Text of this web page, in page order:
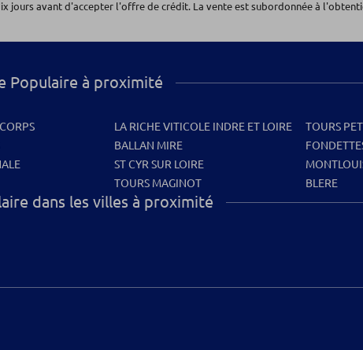
avant d'accepter l'offre de crédit. La vente est subordonnée à
Populaire à proximité
LA RICHE VITICOLE INDRE ET LOIRE
BALLAN MIRE
ST CYR SUR LOIRE
TOURS MAGINOT
TOURS
BLERE
dans les villes à proximité